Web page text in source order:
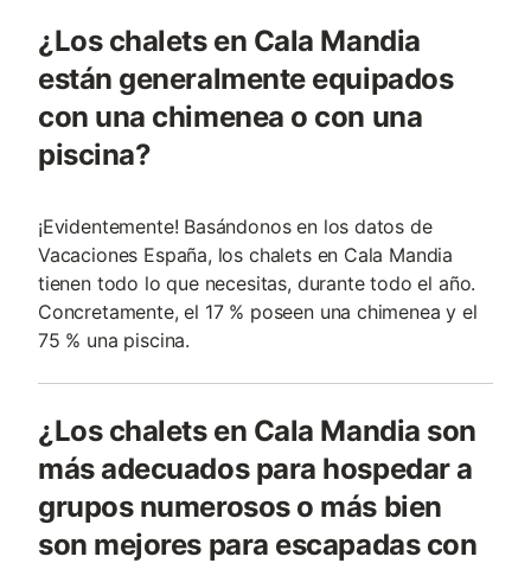
¿Los chalets en Cala Mandia
están generalmente equipados
con una chimenea o con una
piscina?
¡Evidentemente! Basándonos en los datos de
Vacaciones España, los chalets en Cala Mandia
tienen todo lo que necesitas, durante todo el año.
Concretamente, el 17 % poseen una chimenea y el
75 % una piscina.
¿Los chalets en Cala Mandia son
más adecuados para hospedar a
grupos numerosos o más bien
son mejores para escapadas con